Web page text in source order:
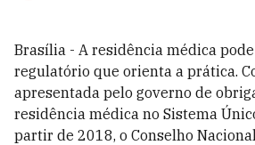
Brasília - A residência médica
regulatório que orienta a prática.
apresentada pelo governo de
residência médica no Sistema
partir de 2018, o Conselho